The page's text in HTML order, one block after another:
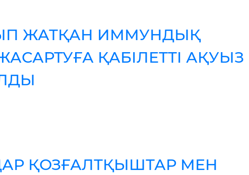
ЖАТҚАН ИММУНДЫҚ
ҚАБІЛЕТТІ АҚУЫЗ
ҚОЗҒАЛТҚЫШТАР МЕН